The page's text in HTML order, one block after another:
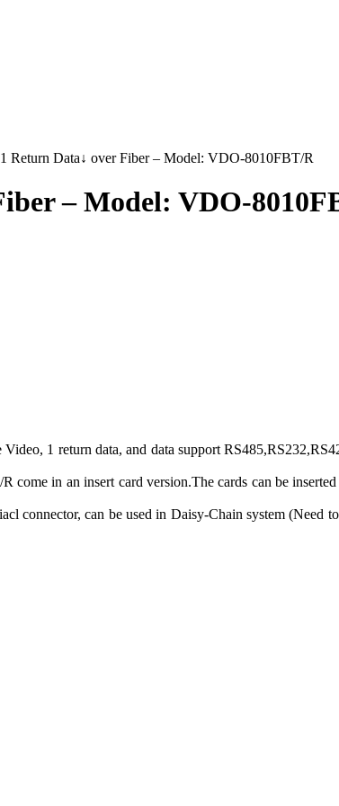
Return Data↓ over Fiber – Model: VDO-8010FBT/R
– Model: VDO-
1 return data, and data support
in an insert card version.The cards can be
can be used in Daisy-Chain system (Need